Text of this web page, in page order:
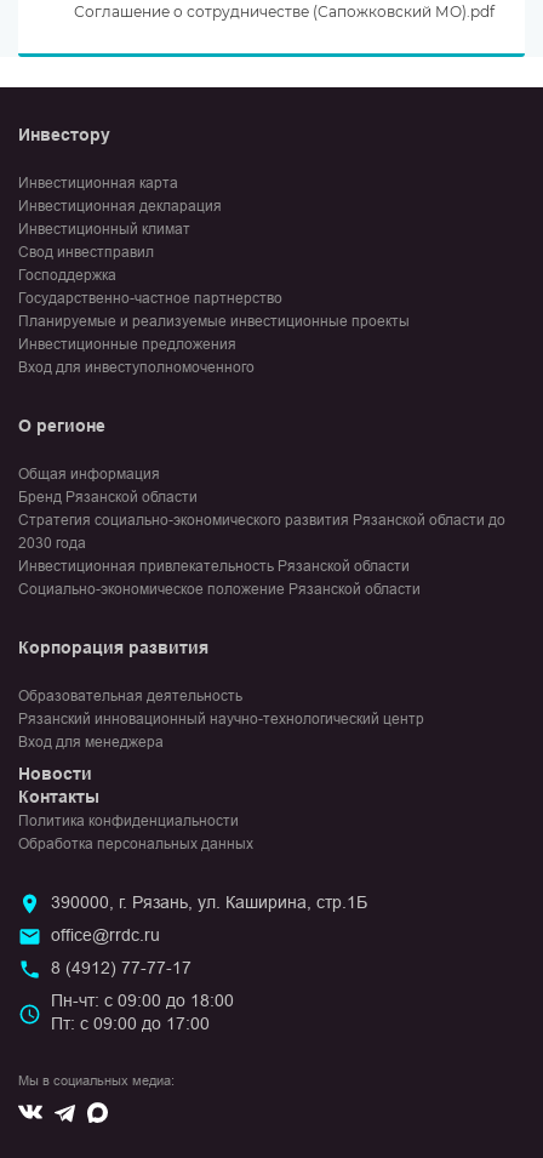
Соглашение о сотрудничестве (Сапожковский МО).pdf
Инвестору
Инвестиционная карта
Инвестиционная декларация
Инвестиционный климат
Свод инвестправил
Господдержка
Государственно-частное партнерство
Планируемые и реализуемые инвестиционные проекты
Инвестиционные предложения
Вход для инвеступолномоченного
О регионе
Общая информация
Бренд Рязанской области
Стратегия социально-экономического развития Рязанской области до
2030 года
Инвестиционная привлекательность Рязанской области
Социально-экономическое положение Рязанской области
Корпорация развития
Образовательная деятельность
Рязанский инновационный научно-технологический центр
Вход для менеджера
Новости
Контакты
Политика конфиденциальности
Обработка персональных данных
390000, г. Рязань, ул. Каширина, стр.1Б
office@rrdc.ru
8 (4912) 77-77-17
Пн-чт: с 09:00 до 18:00
Пт: с 09:00 до 17:00
Мы в социальных медиа:
Вконтакте
Telegram
Max